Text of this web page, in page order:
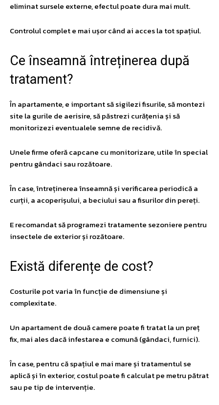
eliminat sursele externe, efectul poate dura mai mult.
Controlul complet e mai ușor când ai acces la tot spațiul.
​Ce înseamnă întreținerea după
tratament?
În apartamente, e important să sigilezi fisurile, să montezi
site la gurile de aerisire, să păstrezi curățenia și să
monitorizezi eventualele semne de recidivă.
Unele firme oferă capcane cu monitorizare, utile în special
pentru gândaci sau rozătoare.
În case, întreținerea înseamnă și verificarea periodică a
curții, a acoperișului, a beciului sau a fisurilor din pereți.
E recomandat să programezi tratamente sezoniere pentru
insectele de exterior și rozătoare.
​Există diferențe de cost?
Costurile pot varia în funcție de dimensiune și
complexitate.
Un apartament de două camere poate fi tratat la un preț
fix, mai ales dacă infestarea e comună (gândaci, furnici).
În case, pentru că spațiul e mai mare și tratamentul se
aplică și în exterior, costul poate fi calculat pe metru pătrat
sau pe tip de intervenție.